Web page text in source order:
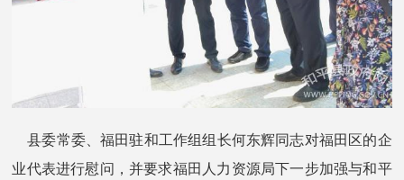
县委常委、福田驻和工作组组长何东辉同志对福田区的企
业代表进行慰问，并要求福田人力资源局下一步加强与和平